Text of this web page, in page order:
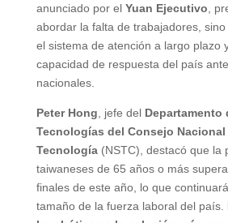
anunciado por el Yuan Ejecutivo ,
abordar la falta de trabajadores,
el sistema de atención a largo plazo
capacidad de respuesta del país
nacionales.
Peter Hong , jefe del Departamento
Tecnologías del Consejo
Tecnología (NSTC), destacó que la
taiwaneses de 65 años o más
finales de este año, lo que
tamaño de la fuerza laboral del país.